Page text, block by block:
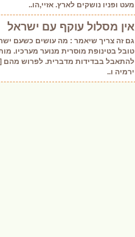
מעט ופניו נושקים לארץ. אזיי,הו..
אין מסלול עוקף עם ישראל
גם זה צריך שיאמר : מה עושים כשעם
טובל בטינופת מוסרית מנוער מערכיו.
להתאבל בבדידות מדברית. לפרוש מהם
ירמיה ו..